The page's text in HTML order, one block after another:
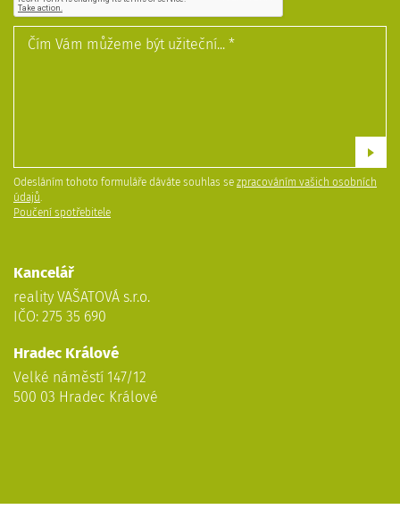
Odesláním tohoto formuláře dáváte souhlas se zpracováním vašich osobních
údajů.
Poučení spotřebitele
Kancelář
reality VAŠATOVÁ s.r.o.
IČO: 275 35 690
Hradec Králové
Velké náměstí 147/12
500 03 Hradec Králové